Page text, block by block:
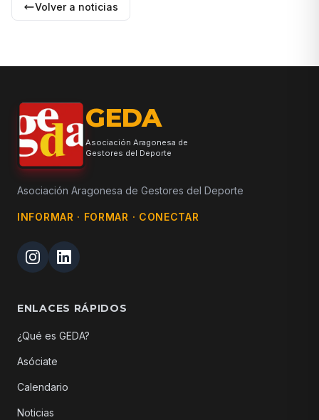
Volver a noticias
GEDA
Asociación Aragonesa de
Gestores del Deporte
Asociación Aragonesa de Gestores del Deporte
INFORMAR · FORMAR · CONECTAR
ENLACES RÁPIDOS
¿Qué es GEDA?
Asóciate
Calendario
Noticias